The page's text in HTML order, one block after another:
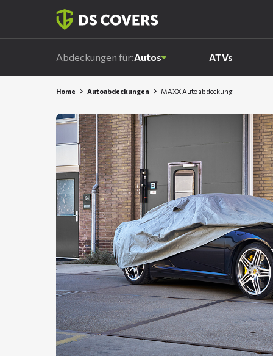
Abdeckungen für:Autos ATVs
Home Autoabdeckungen MAXX Autoabdeckung